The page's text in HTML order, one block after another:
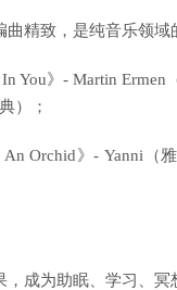
精致，是纯音乐领域
You》- Martin
）；
Orchid》- Yanni（
成为助眠、学习、冥